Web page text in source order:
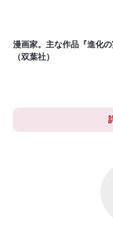
漫画家。主な作品『進化
（双葉社）